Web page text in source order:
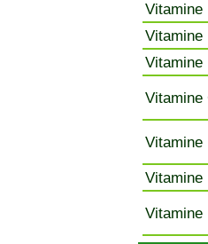
Vitamine
Vitamine
Vitamine
Vitamine
Vitamine
Vitamine
Vitamine